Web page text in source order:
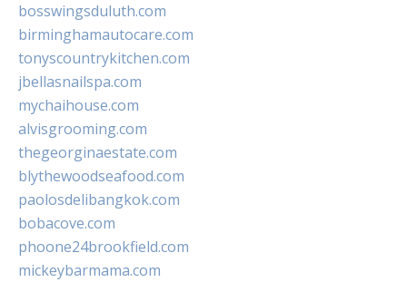
bosswingsduluth.com
birminghamautocare.com
tonyscountrykitchen.com
jbellasnailspa.com
mychaihouse.com
alvisgrooming.com
thegeorginaestate.com
blythewoodseafood.com
paolosdelibangkok.com
bobacove.com
phoone24brookfield.com
mickeybarmama.com